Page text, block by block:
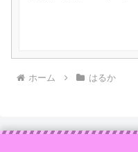
ホーム はるか